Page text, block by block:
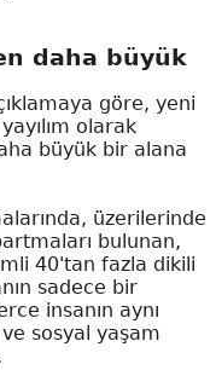
daha büyük
göre, yeni
olarak
büyük bir alana
üzerilerinde
bulunan,
40'tan fazla dikili
sadece bir
insanın aynı
sosyal yaşam